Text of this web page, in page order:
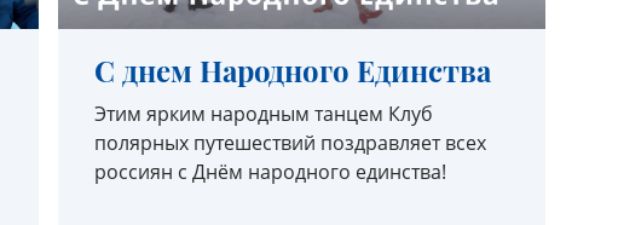
С днем Народного Единства
Этим ярким народным танцем Клуб
полярных путешествий поздравляет всех
россиян с Днём народного единства!